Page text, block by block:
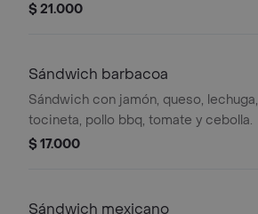
$ 21.000
Sándwich barbacoa
Sándwich con jamón, queso, lechuga,
tocineta, pollo bbq, tomate y cebolla.
$ 17.000
Sándwich mexicano